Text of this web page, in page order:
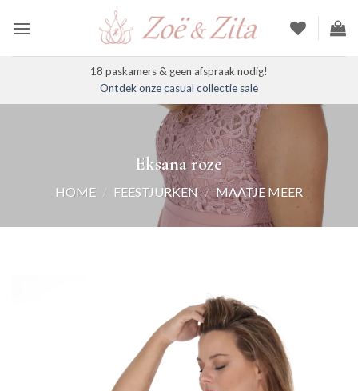
naar
18 paskamers & geen afspraak nodig!
Ontdek onze casual collectie sale
Eksana roze
HOME / FEESTJURKEN / MAATJE MEER